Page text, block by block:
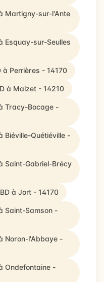
Martigny-sur-l'Ante
Esquay-sur-Seulles
à Perrières - 14170
à Maizet - 14210
Tracy-Bocage -
Biéville-Quétiéville -
Saint-Gabriel-Brécy
à Jort - 14170
Saint-Samson -
Noron-l'Abbaye -
Ondefontaine -